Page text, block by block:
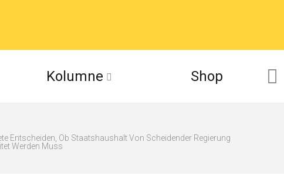
Kolumne Shop
Entscheiden, Ob Staatshaushalt Von Scheidender Regierung
Werden Muss